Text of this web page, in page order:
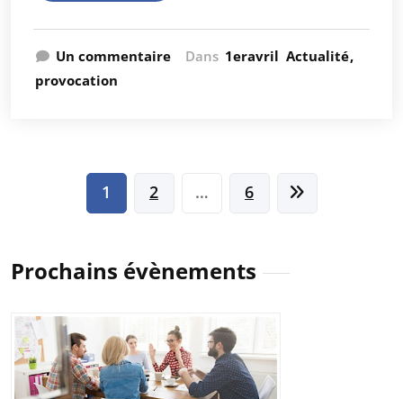
Un commentaire Dans 1eravril Actualité
provocation
Pagination
publications
1 2 … 6
Prochains évènements